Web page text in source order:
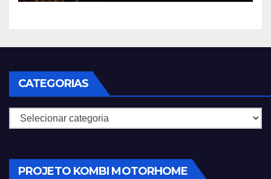
CATEGORIAS
Categorias
PROJETO KOMBI MOTORHOME